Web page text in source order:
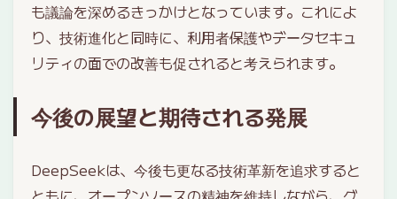
も議論を深めるきっかけとなっています。これによ
り、技術進化と同時に、利用者保護やデータセキュ
リティの面での改善も促されると考えられます。
今後の展望と期待される発展
DeepSeekは、今後も更なる技術革新を追求すると